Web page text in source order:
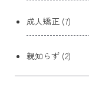
成人矯正 (7)
親知らず (2)